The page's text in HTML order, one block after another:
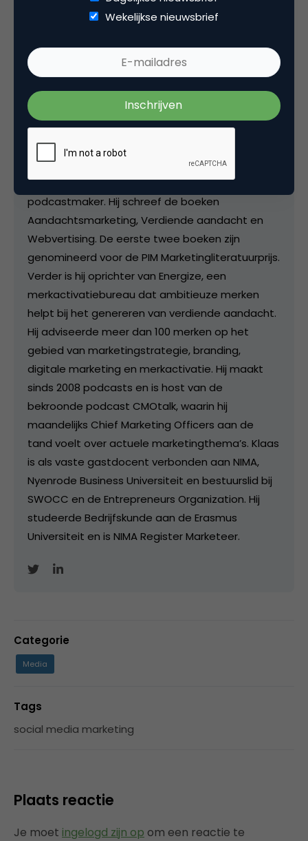
Deel dit artikel
Kopieer link
Founder & Managing Director bij
Energize + CMOtalk
Klaas (1976) is ondernemer, schrijver, spreker en
podcastmaker. Hij schreef de boeken
Aandachtsmarketing, Verdiende aandacht en
Webvertising. De eerste twee boeken zijn
genomineerd voor de PIM Marketingliteratuurprijs.
Verder is hij oprichter van Energize, een
merkactivatiebureau dat ambitieuze merken
helpt bij het genereren van verdiende aandacht.
Hij adviseerde meer dan 100 merken op het
gebied van marketingstrategie, branding,
digitale marketing en merkactivatie. Hij maakt
sinds 2008 podcasts en is host van de
bekroonde podcast CMOtalk, waarin hij
maandelijks Chief Marketing Officers aan de
tand voelt over actuele marketingthema’s. Klaas
is als vaste gastdocent verbonden aan NIMA,
Nyenrode Business Universiteit en bestuurslid bij
SWOCC en de Entrepreneurs Organization. Hij
studeerde Bedrijfskunde aan de Erasmus
Universiteit en is NIMA Register Marketeer.
Categorie
Media
Tags
social media marketing
Plaats reactie
Je moet ingelogd zijn op om een reactie te
Wekelijkse nieuwsbrief